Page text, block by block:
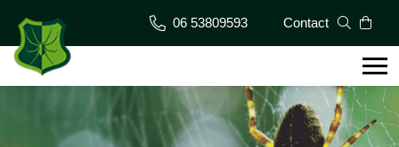
06 53809593 Contact